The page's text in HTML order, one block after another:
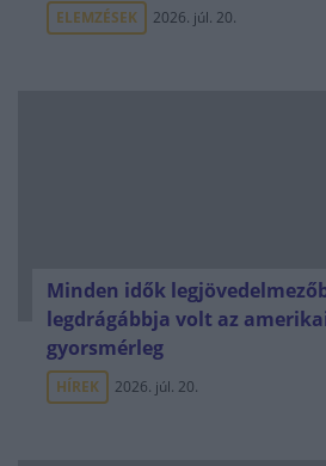
ELEMZÉSEK 2026. júl. 20.
Minden idők
legdrágábbja volt az
gyorsmérleg
HÍREK 2026. júl. 20.